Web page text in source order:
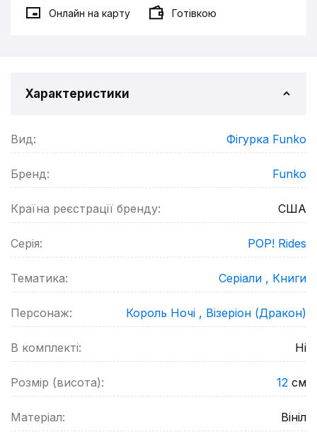
Онлайн на карту Готівкою
Характеристики
Вид: Фігурка Funko
Бренд: Funko
Країна реєстрації бренду: США
Серія: POP! Rides
Тематика: Серіали , Книги
Персонаж: Король Ночі , Візеріон (Дракон)
В комплекті: Ні
Розмір (висота): 12 см
Матеріал: Вініл